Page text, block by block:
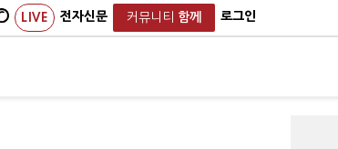
LIVE 전자신문 커뮤니티 함께 로그인